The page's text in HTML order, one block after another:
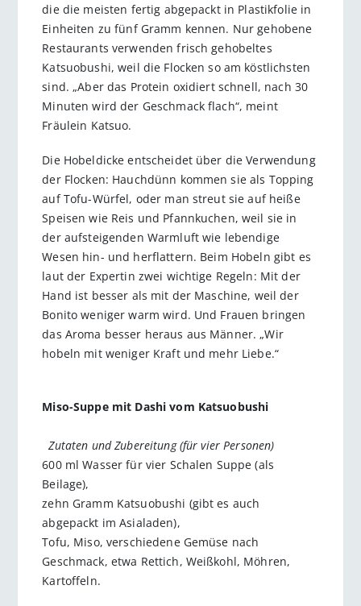
die die meisten fertig abgepackt in Plastikfolie in
Einheiten zu fünf Gramm kennen. Nur gehobene
Restaurants verwenden frisch gehobeltes
Katsuobushi, weil die Flocken so am köstlichsten
sind. „Aber das Protein oxidiert schnell, nach 30
Minuten wird der Geschmack flach“, meint
Fräulein Katsuo.
Die Hobeldicke entscheidet über die Verwendung
der Flocken: Hauchdünn kommen sie als Topping
auf Tofu-Würfel, oder man streut sie auf heiße
Speisen wie Reis und Pfannkuchen, weil sie in
der aufsteigenden Warmluft wie lebendige
Wesen hin- und herflattern. Beim Hobeln gibt es
laut der Expertin zwei wichtige Regeln: Mit der
Hand ist besser als mit der Maschine, weil der
Bonito weniger warm wird. Und Frauen bringen
das Aroma besser heraus aus Männer. „Wir
hobeln mit weniger Kraft und mehr Liebe.“
Miso-Suppe mit Dashi vom Katsuobushi
Zutaten und Zubereitung (für vier Personen)
600 ml Wasser für vier Schalen Suppe (als
Beilage),
zehn Gramm Katsuobu­shi (gibt es auch
abgepackt im Asia­laden),
Tofu, Miso, verschiedene Gemüse nach
Geschmack, etwa Rettich, Weißkohl, Möhren,
Kartoffeln.